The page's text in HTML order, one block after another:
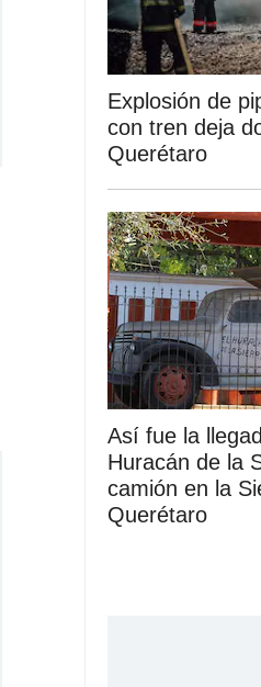
Explosión de
con tren deja
Querétaro
Así fue la
Huracán de la
camión en la
Querétaro